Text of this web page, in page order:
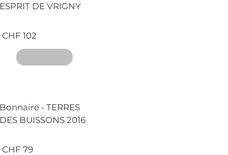
ESPRIT DE VRIGNY
CHF 102
Bonnaire - TERRES
DES BUISSONS 2016
CHF 79